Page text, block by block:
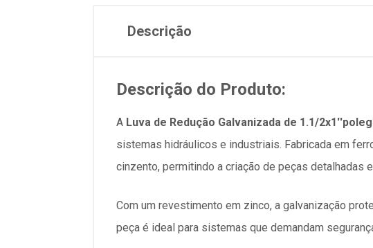
Descrição
Descrição do Produto:
A Luva de Redução Galvanizada de 1.1/
sistemas hidráulicos e industriais. Fabricada em
cinzento, permitindo a criação de peças detalhadas
Com um revestimento em zinco, a galvanização
peça é ideal para sistemas que demandam